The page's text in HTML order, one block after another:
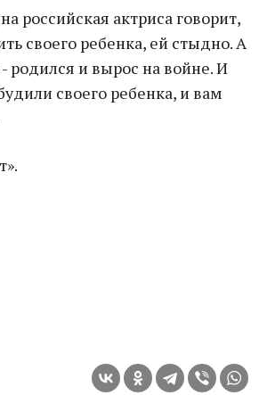
российская актриса говорит,
своего ребенка, ей стыдно. А
- родился и вырос на войне. И
своего ребенка, и вам